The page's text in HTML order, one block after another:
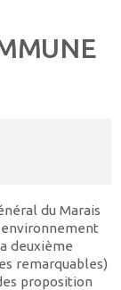
du Marais
deuxième
remarquables)
proposition